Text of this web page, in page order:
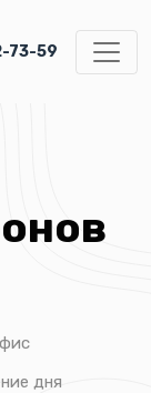
73-59
дня